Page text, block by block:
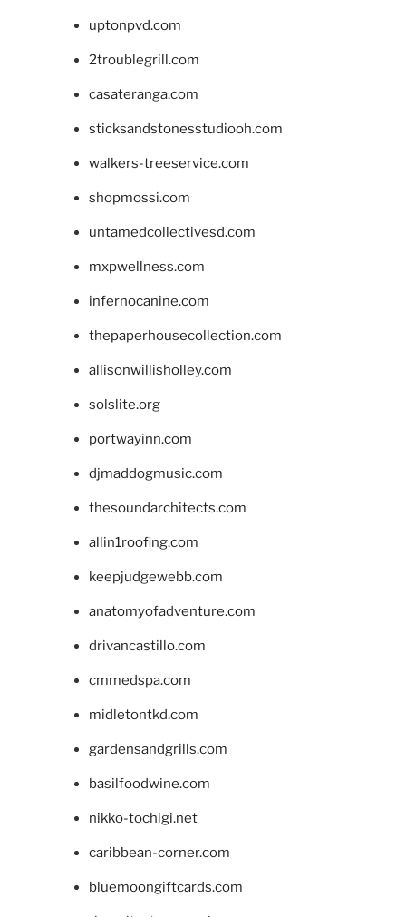
uptonpvd.com
2troublegrill.com
casateranga.com
sticksandstonesstudiooh.com
walkers-treeservice.com
shopmossi.com
untamedcollectivesd.com
mxpwellness.com
infernocanine.com
thepaperhousecollection.com
allisonwillisholley.com
solslite.org
portwayinn.com
djmaddogmusic.com
thesoundarchitects.com
allin1roofing.com
keepjudgewebb.com
anatomyofadventure.com
drivancastillo.com
cmmedspa.com
midletontkd.com
gardensandgrills.com
basilfoodwine.com
nikko-tochigi.net
caribbean-corner.com
bluemoongiftcards.com